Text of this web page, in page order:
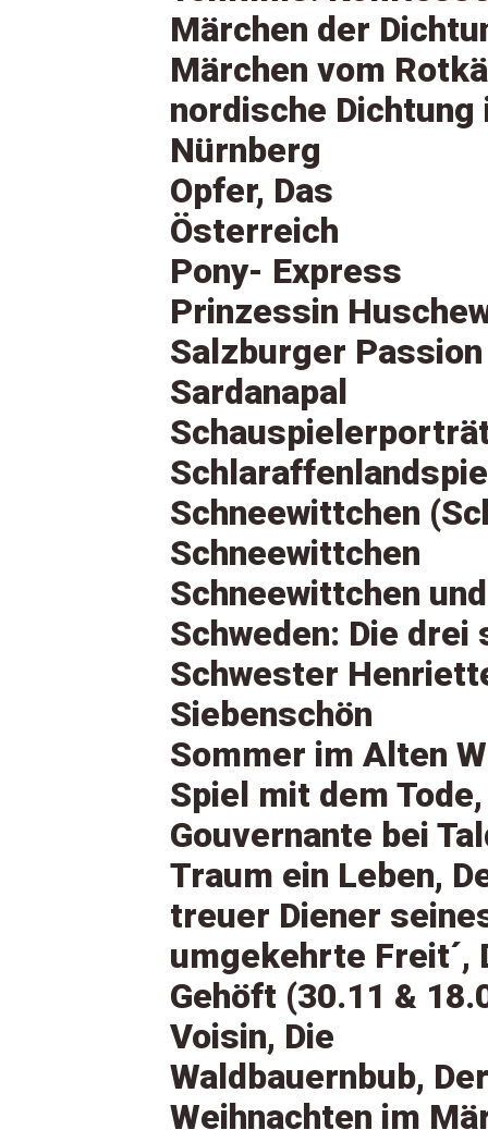
Märchen der
Märchen vom
nordische Dichtung
Nürnberg
Opfer, Das
Österreich
Pony- Express
Prinzessin
Salzburger Passion
Sardanapal
Schneewittchen
Schneewittchen
Schneewittchen
Schweden: Die
Schwester
Siebenschön
Sommer im Alten
Spiel mit dem
Gouvernante bei
Traum ein Leben,
treuer Diener
umgekehrte Freit´,
Gehöft (30.11 &
Voisin, Die
Waldbauernbub, Der
Weihnachten im